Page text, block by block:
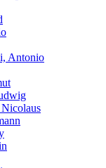
Antonio
Nicolaus